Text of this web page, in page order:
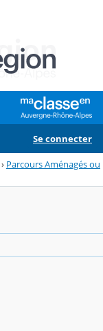
Se connecter
› Parcours Aménagés ou